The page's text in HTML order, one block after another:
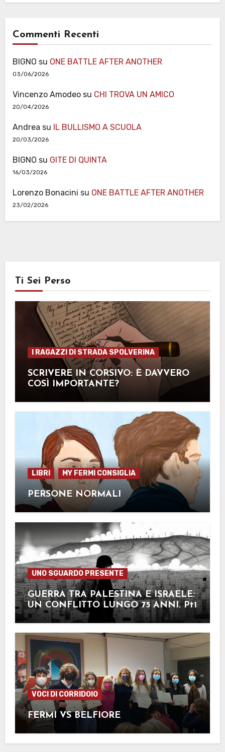
Commenti Recenti
BIGNO su ONE BATTLE AFTER ANOTHER
03/06/2026
Vincenzo Amodeosu CHI TROVA UN AMICO
20/04/2026
Andrea su IL BULLISMO A SCUOLA
20/03/2026
BIGNO su GITE DI QUINTA
16/03/2026
Lorenzo Bonacini su ONE BATTLE AFTER ANOTHER
23/02/2026
Ti Sei Perso
I RAGAZZI DI STRADA SPOLVERINA
SCRIVERE IN CORSIVO: È DAVVERO
COSÌ IMPORTANTE?
LIBRI MY FERMI CONSIGLIA
PERSONE NORMALI
UNO SGUARDO PRESENTE
GUERRA TRA PALESTINA E ISRAELE:
UN CONFLITTO LUNGO 75 ANNI. Pt1
VOCI DI CORRIDOIO
FERMI VS BELFIORE